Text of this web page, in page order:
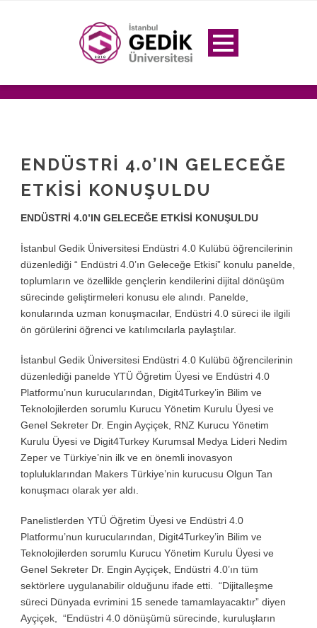
ENDÜSTRİ 4.0’IN GELECEĞE
ETKİSİ KONUŞULDU
ENDÜSTRİ 4.0’IN GELECEĞE ETKİSİ KONUŞULDU
İstanbul Gedik Üniversitesi Endüstri 4.0 Kulübü öğrencilerinin
düzenlediği “ Endüstri 4.0’ın Geleceğe Etkisi” konulu panelde,
toplumların ve özellikle gençlerin kendilerini dijital dönüşüm
sürecinde geliştirmeleri konusu ele alındı. Panelde,
konularında uzman konuşmacılar, Endüstri 4.0 süreci ile ilgili
ön görülerini öğrenci ve katılımcılarla paylaştılar.
İstanbul Gedik Üniversitesi Endüstri 4.0 Kulübü öğrencilerinin
düzenlediği panelde YTÜ Öğretim Üyesi ve Endüstri 4.0
Platformu’nun kurucularından, Digit4Turkey’in Bilim ve
Teknolojilerden sorumlu Kurucu Yönetim Kurulu Üyesi ve
Genel Sekreter Dr. Engin Ayçiçek, RNZ Kurucu Yönetim
Kurulu Üyesi ve Digit4Turkey Kurumsal Medya Lideri Nedim
Zeper ve Türkiye’nin ilk ve en önemli inovasyon
topluluklarından Makers Türkiye’nin kurucusu Olgun Tan
konuşmacı olarak yer aldı.
Panelistlerden YTÜ Öğretim Üyesi ve Endüstri 4.0
Platformu’nun kurucularından, Digit4Turkey’in Bilim ve
Teknolojilerden sorumlu Kurucu Yönetim Kurulu Üyesi ve
Genel Sekreter Dr. Engin Ayçiçek, Endüstri 4.0’ın tüm
sektörlere uygulanabilir olduğunu ifade etti. “Dijitalleşme
süreci Dünyada evrimini 15 senede tamamlayacaktır” diyen
Ayçiçek, “Endüstri 4.0 dönüşümü sürecinde, kuruluşların